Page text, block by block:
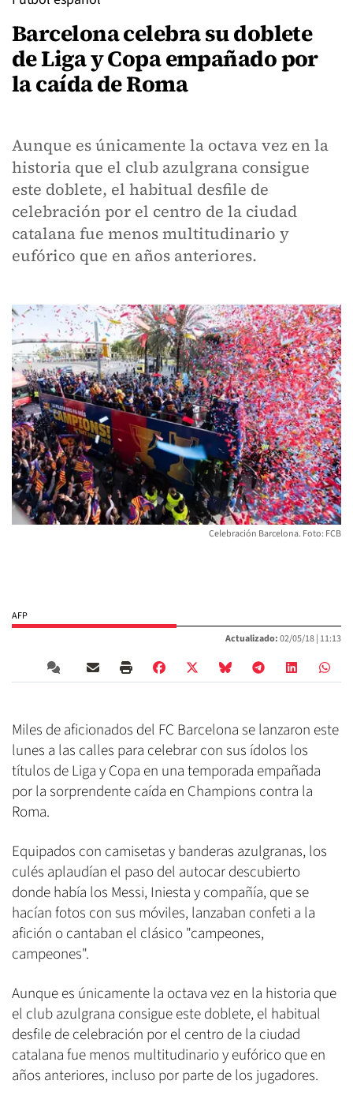
Barcelona celebra su doblete
de Liga y Copa empañado por
la caída de Roma
Aunque es únicamente la octava vez en la
historia que el club azulgrana consigue
este doblete, el habitual desfile de
celebración por el centro de la ciudad
catalana fue menos multitudinario y
eufórico que en años anteriores.
Celebración Barcelona. Foto: FCB
AFP
Actualizado:02/05/18 | 11:13
Miles de aficionados del FC Barcelona se lanzaron este
lunes a las calles para celebrar con sus ídolos los
títulos de Liga y Copa en una temporada empañada
por la sorprendente caída en Champions contra la
Roma.
Equipados con camisetas y banderas azulgranas, los
culés aplaudían el paso del autocar descubierto
donde había los Messi, Iniesta y compañía, que se
hacían fotos con sus móviles, lanzaban confeti a la
afición o cantaban el clásico "campeones,
campeones".
Aunque es únicamente la octava vez en la historia que
el club azulgrana consigue este doblete, el habitual
desfile de celebración por el centro de la ciudad
catalana fue menos multitudinario y eufórico que en
años anteriores, incluso por parte de los jugadores.